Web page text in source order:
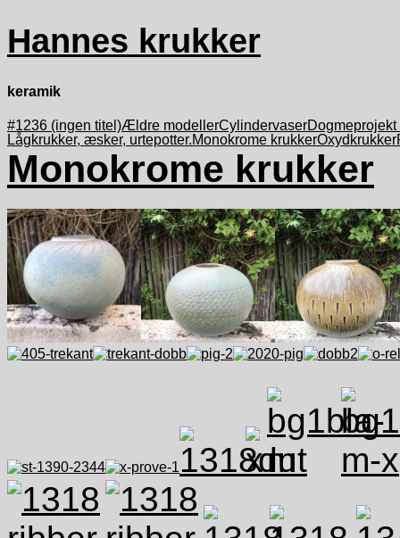
Hannes krukker
keramik
#1236 (ingen titel)Ældre modellerCylindervaserDogmeprojekt
Lågkrukker, æsker, urtepotter.Monokrome krukkerOxydkrukker
Monokrome krukker